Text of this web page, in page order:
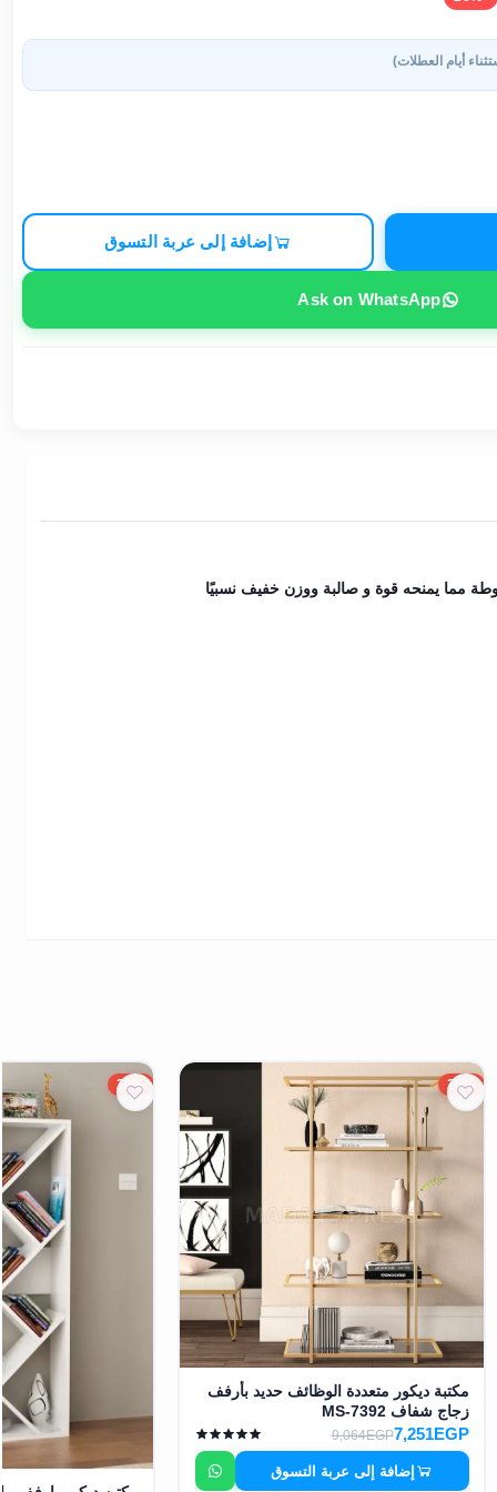
أيام العطلات)
إضافة إلى عربة التسوق
Ask on WhatsApp
مما يمنحه قوة و صالبة ووزن خفيف نسبيًا
20%
مكتبة ديكور متعددة الوظائف حديد بأرفف
زجاج شفاف MS-7392
7,251EGP
9,064EGP
إضافة إلى عربة التسوق
20%